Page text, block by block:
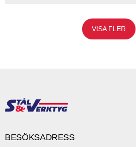
VISA FLER
BESÖKSADRESS